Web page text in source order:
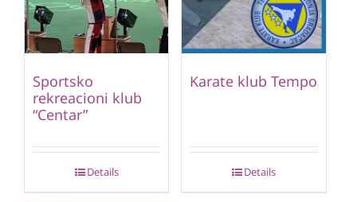
Sportsko
rekreacioni klub
“Centar”
Details
Karate klub Tempo
Details